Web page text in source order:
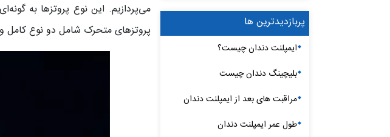
می‌پردازیم. این نوع پروتزها به
پروتزهای متحرک شامل دو نوع کامل
پربازدیدترین ها
ایمپلنت دندان چیست؟
بلیچینگ دندان چیست
مراقبت های بعد از ایمپلنت دندان
طول عمر ایمپلنت دندان